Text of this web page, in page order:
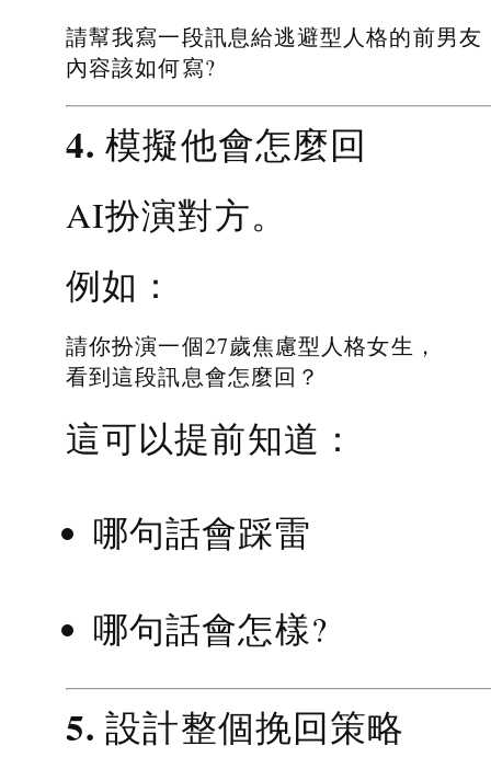
請幫我寫一段訊息給逃避型人格的前男友
內容該如何寫?
4. 模擬他會怎麼回
AI扮演對方。
例如：
請你扮演一個27歲焦慮型人格女生，
看到這段訊息會怎麼回？
這可以提前知道：
哪句話會踩雷
哪句話會怎樣?
5. 設計整個挽回策略